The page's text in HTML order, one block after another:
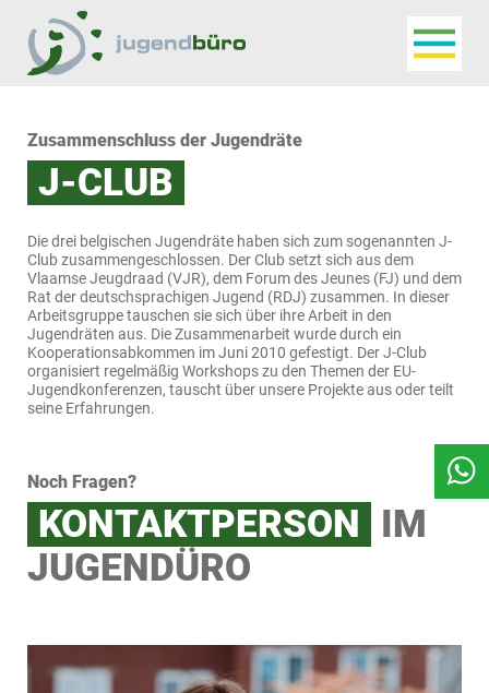
Zusammenschluss der Jugendräte
J-CLUB
Die drei belgischen Jugendräte haben sich zum sogenannten J-
Club zusammengeschlossen. Der Club setzt sich aus dem
Vlaamse Jeugdraad (VJR), dem Forum des Jeunes (FJ) und dem
Rat der deutschsprachigen Jugend (RDJ) zusammen. In dieser
Arbeitsgruppe tauschen sie sich über ihre Arbeit in den
Jugendräten aus. Die Zusammenarbeit wurde durch ein
Kooperationsabkommen im Juni 2010 gefestigt. Der J-Club
organisiert regelmäßig Workshops zu den Themen der EU-
Jugendkonferenzen, tauscht über unsere Projekte aus oder teilt
seine Erfahrungen.
Noch Fragen?
KONTAKTPERSON IM
JUGENDÜRO